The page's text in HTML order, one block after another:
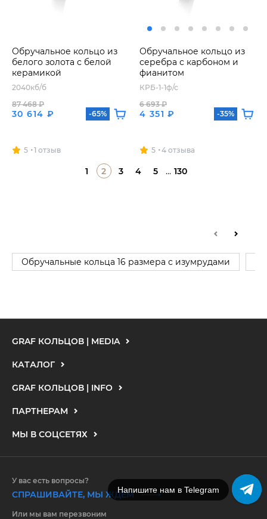
Обручальное кольцо из
белого золота с белой
керамикой
2040кб/б
30 614 ₽
87 468 ₽
-65%
5 1 отзыв
Обручальное кольцо из
серебра с карбоном и
фианитом
КРБ-1-1ф/с
4 351 ₽
6 693 ₽
-35%
5 4 отзыва
1 2 3 4 5 ... 130
Обручальные кольца 16 размера с изумрудами
GRAF КОЛЬЦОВ | MEDIA
КАТАЛОГ
GRAF КОЛЬЦОВ | INFO
ПАРТНЕРАМ
МЫ В СОЦСЕТЯХ
У вас есть вопросы?
СПРАШИВАЙТЕ, МЫ ЖДЕМ
Или мы вам перезвоним
Напишите нам в Telegram